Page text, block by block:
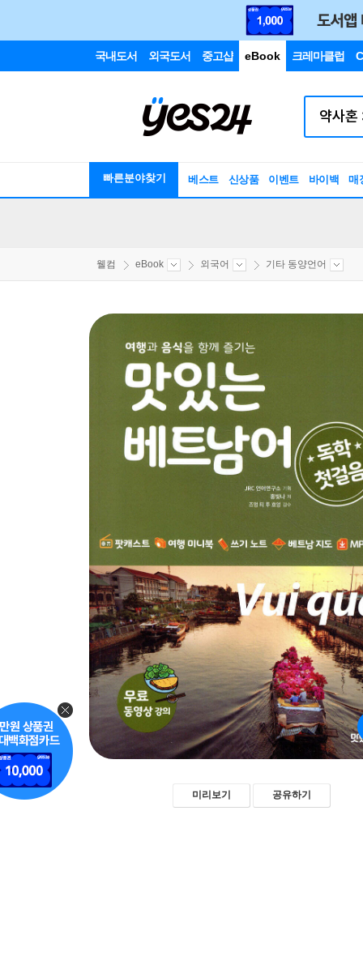
국내도서 외국도서 중고샵 eBook 크레마클럽
빠른분야찾기 베스트 신상품 이벤트 바이백 매
웰컴 eBook 외국어 기타 동양언어
미리보기 공유하기